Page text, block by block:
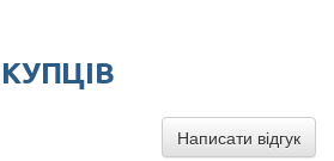
Написати відгук